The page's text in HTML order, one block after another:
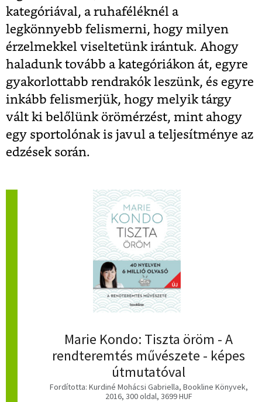
kategóriával, a ruhaféléknél a
legkönnyebb felismerni, hogy milyen
érzelmekkel viseltetünk irántuk. Ahogy
haladunk tovább a kategóriákon át, egyre
gyakorlottabb rendrakók leszünk, és egyre
inkább felismerjük, hogy melyik tárgy
vált ki belőlünk örömérzést, mint ahogy
egy sportolónak is javul a teljesítménye az
edzések során.
Marie Kondo: Tiszta öröm - A
rendteremtés művészete - képes
útmutatóval
Fordította: Kurdiné Mohácsi Gabriella, Bookline Könyvek,
2016, 300 oldal, 3699 HUF